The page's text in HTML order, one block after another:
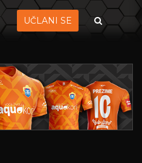
UČLANI SE